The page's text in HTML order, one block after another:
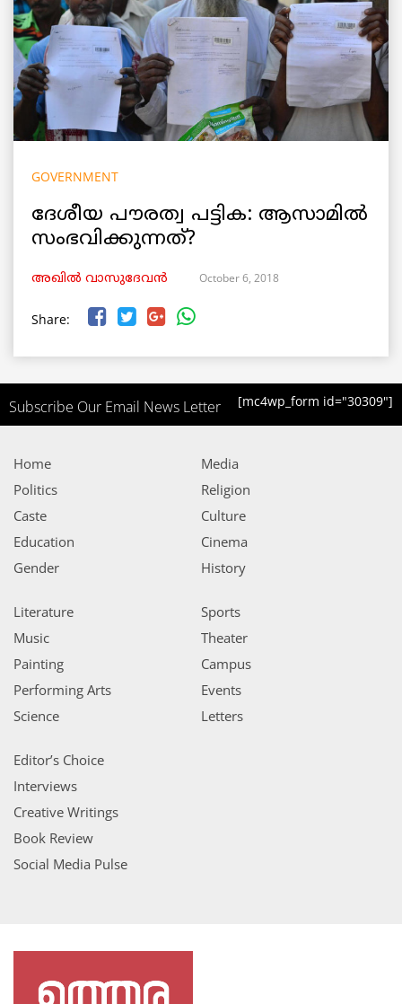
GOVERNMENT
ദേശീയ പൗരത്വ പട്ടിക: ആസാമില്‍
സംഭവിക്കുന്നത്?
അഖിൽ വാസുദേവൻ October 6, 2018
Share:
Subscribe Our Email News Letter [mc4wp_form id="30309"]
Home
Politics
Caste
Education
Gender
Media
Religion
Culture
Cinema
History
Literature
Music
Painting
Performing Arts
Science
Sports
Theater
Campus
Events
Letters
Editor’s Choice
Interviews
Creative Writings
Book Review
Social Media Pulse